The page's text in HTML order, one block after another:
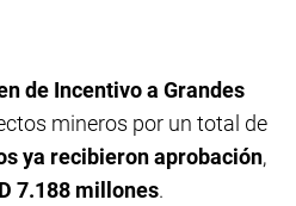
de Incentivo a Grandes
mineros por un total de
ya recibieron aprobación,
7.188 millones.